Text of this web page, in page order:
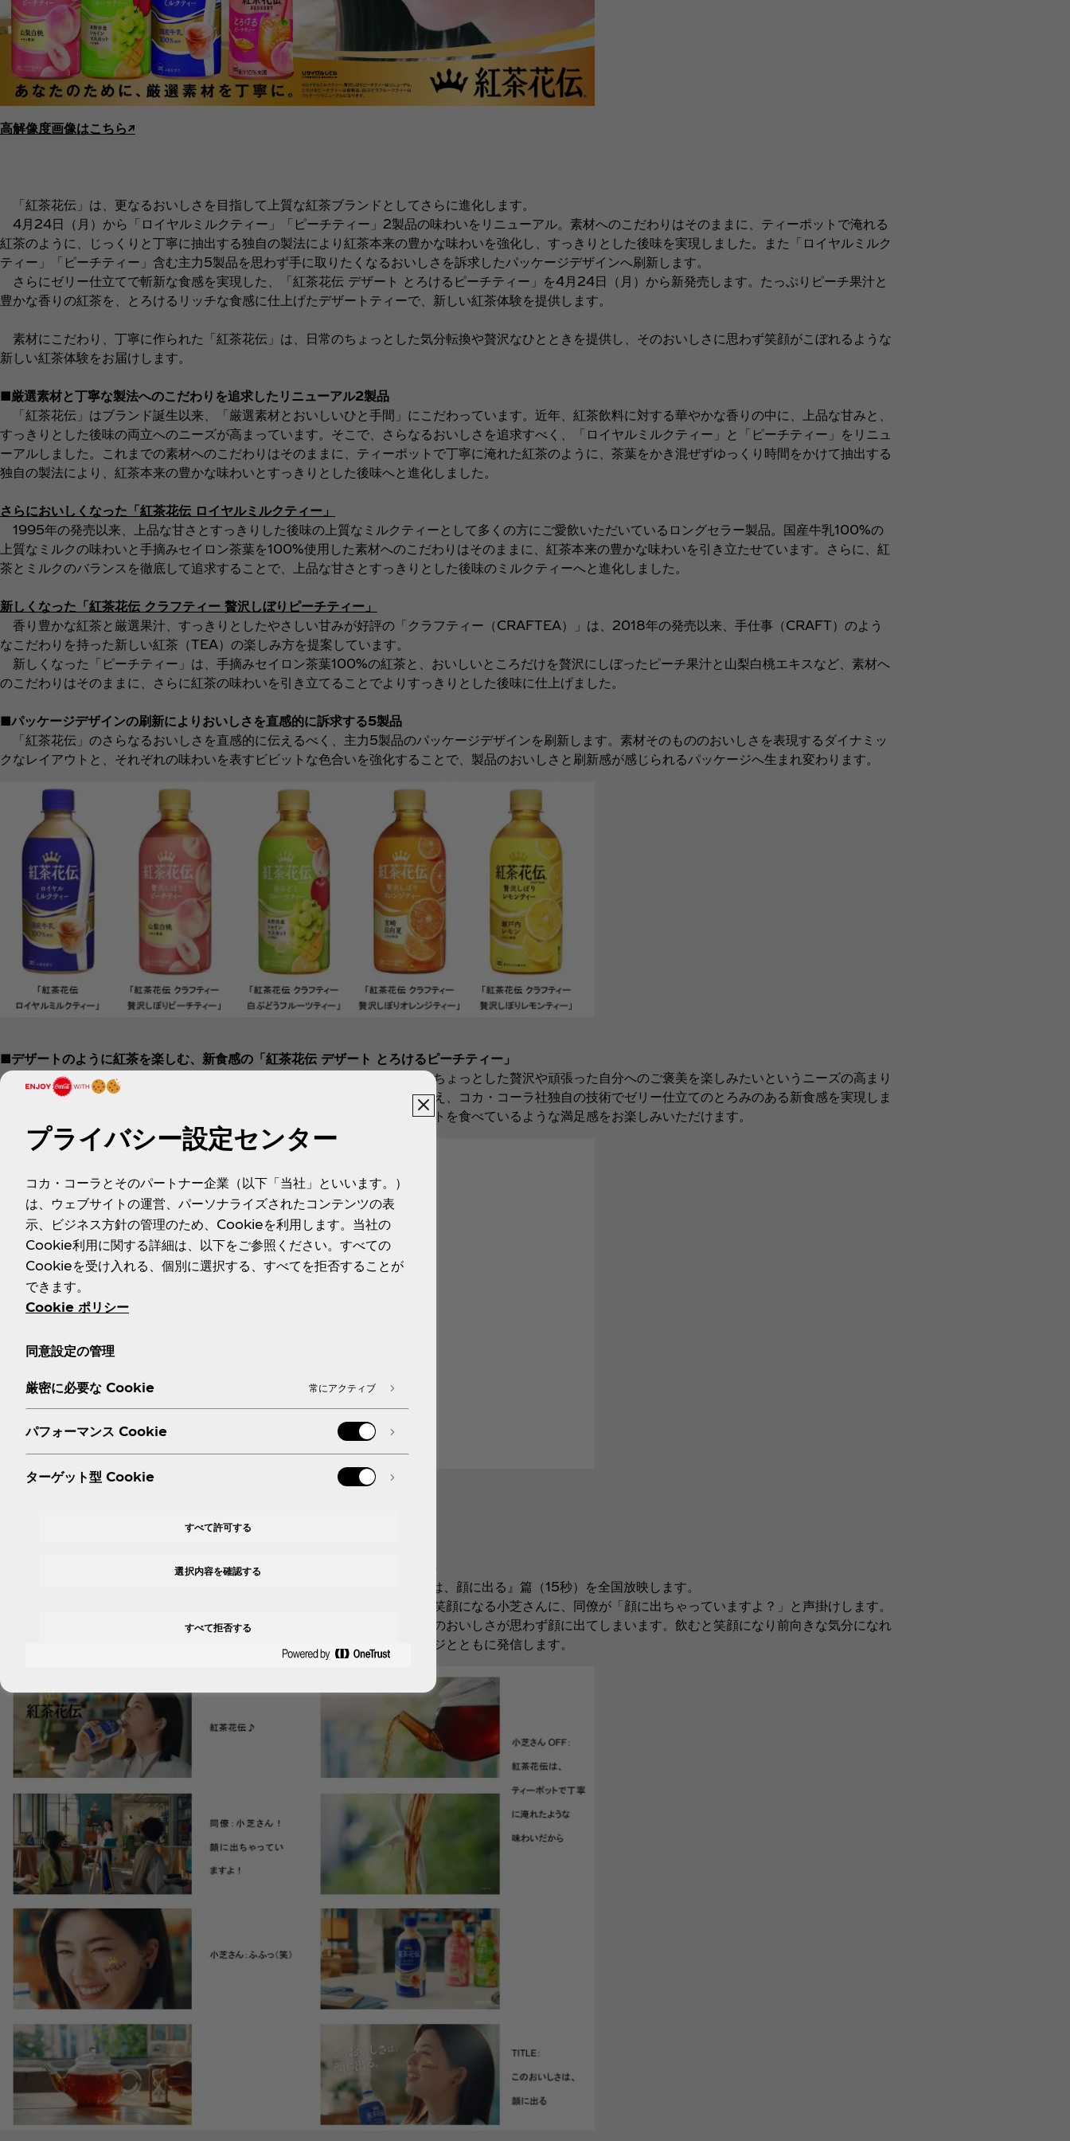
高解像度画像はこちら↗︎
「紅茶花伝」は、更なるおいしさを目指して上質な紅茶ブランドとしてさらに進化します。
4月24日（月）から「ロイヤルミルクティー」「ピーチティー」2製品の味わいをリニューアル。素材へのこだわりはそのままに、ティーポットで淹れる
紅茶のように、じっくりと丁寧に抽出する独自の製法により紅茶本来の豊かな味わいを強化し、すっきりとした後味を実現しました。また「ロイヤルミルク
ティー」「ピーチティー」含む主力5製品を思わず手に取りたくなるおいしさを訴求したパッケージデザインへ刷新します。
さらにゼリー仕立てで斬新な食感を実現した、「紅茶花伝 デザート とろけるピーチティー」を4月24日（月）から新発売します。たっぷりピーチ果汁と
豊かな香りの紅茶を、とろけるリッチな食感に仕上げたデザートティーで、新しい紅茶体験を提供します。
素材にこだわり、丁寧に作られた「紅茶花伝」は、日常のちょっとした気分転換や贅沢なひとときを提供し、そのおいしさに思わず笑顔がこぼれるような
新しい紅茶体験をお届けします。
■厳選素材と丁寧な製法へのこだわりを追求したリニューアル2製品
「紅茶花伝」はブランド誕生以来、「厳選素材とおいしいひと手間」にこだわっています。近年、紅茶飲料に対する華やかな香りの中に、上品な甘みと、
すっきりとした後味の両立へのニーズが高まっています。そこで、さらなるおいしさを追求すべく、「ロイヤルミルクティー」と「ピーチティー」をリニュ
ーアルしました。これまでの素材へのこだわりはそのままに、ティーポットで丁寧に淹れた紅茶のように、茶葉をかき混ぜずゆっくり時間をかけて抽出する
独自の製法により、紅茶本来の豊かな味わいとすっきりとした後味へと進化しました。
さらにおいしくなった「紅茶花伝 ロイヤルミルクティー」
1995年の発売以来、上品な甘さとすっきりした後味の上質なミルクティーとして多くの方にご愛飲いただいているロングセラー製品。国産牛乳100%の
上質なミルクの味わいと手摘みセイロン茶葉を100%使用した素材へのこだわりはそのままに、紅茶本来の豊かな味わいを引き立たせています。さらに、紅
茶とミルクのバランスを徹底して追求することで、上品な甘さとすっきりとした後味のミルクティーへと進化しました。
新しくなった「紅茶花伝 クラフティー 贅沢しぼりピーチティー」
香り豊かな紅茶と厳選果汁、すっきりとしたやさしい甘みが好評の「クラフティー（CRAFTEA）」は、2018年の発売以来、手仕事（CRAFT）のよう
なこだわりを持った新しい紅茶（TEA）の楽しみ方を提案しています。
新しくなった「ピーチティー」は、手摘みセイロン茶葉100%の紅茶と、おいしいところだけを贅沢にしぼったピーチ果汁と山梨白桃エキスなど、素材へ
のこだわりはそのままに、さらに紅茶の味わいを引き立てることでよりすっきりとした後味に仕上げました。
■パッケージデザインの刷新によりおいしさを直感的に訴求する5製品
「紅茶花伝」のさらなるおいしさを直感的に伝えるべく、主力5製品のパッケージデザインを刷新します。素材そのもののおいしさを表現するダイナミッ
クなレイアウトと、それぞれの味わいを表すビビットな色合いを強化することで、製品のおいしさと刷新感が感じられるパッケージへ生まれ変わります。
■デザートのように紅茶を楽しむ、新食感の「紅茶花伝 デザート とろけるピーチティー」
本製品は、ゼリー仕立ての斬新な食感のデザートティーです。日常の中のちょっとした贅沢や頑張った自分へのご褒美を楽しみたいというニーズの高まり
に対し、手摘みセイロン茶葉とたっぷりピーチ果汁の素材へのこだわりに加え、コカ・コーラ社独自の技術でゼリー仕立てのとろみのある新食感を実現しま
した。口の中でとろけるような贅沢な味わいで、紅茶でありながらもデザートを食べているような満足感をお楽しみいただけます。
■女優・小芝風花さん出演の新CM『このおいしさは、顔に出る』篇（15秒）
4月25日（火）から女優・小芝風花さんが出演する新CM『このおいしさは、顔に出る』篇（15秒）を全国放映します。
オフィスで新しくなった「紅茶花伝」を飲む小芝さん。飲んだ後、思わず笑顔になる小芝さんに、同僚が「顔に出ちゃっていますよ？」と声掛けします。
ティーポットで丁寧に淹れたようなおいしさの「紅茶花伝」だからこそ、そのおいしさが思わず顔に出てしまいます。飲むと笑顔になり前向きな気分になれ
る「紅茶花伝」のおいしさを「このおいしさは、顔に出る」というメッセージとともに発信します。
プライバシー設定センター
コカ・コーラとそのパートナー企業（以下「当社」といいます。）
は、ウェブサイトの運営、パーソナライズされたコンテンツの表
示、ビジネス方針の管理のため、Cookieを利用します。当社の
Cookie利用に関する詳細は、以下をご参照ください。すべての
Cookieを受け入れる、個別に選択する、すべてを拒否することが
できます。
Cookie ポリシー
同意設定の管理
厳密に必要な Cookie 常にアクティブ
パフォーマンス Cookie
ターゲット型 Cookie
すべて許可する
すべて拒否する
選択内容を確認する